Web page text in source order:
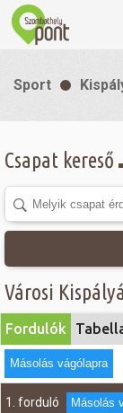
Látnivalók
Szállás
Sport
Szabadidő
Sport
Csapat kereső
Fordulók
Másolás vágólapra
1. forduló Másolás